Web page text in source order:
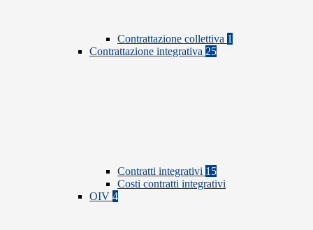
Contrattazione collettiva 1
Contrattazione integrativa 25
Contratti integrativi 15
Costi contratti integrativi
OIV 4